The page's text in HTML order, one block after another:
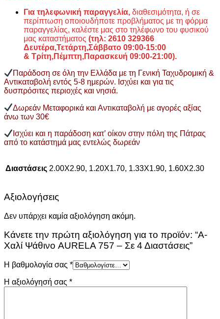
Για τηλεφωνική παραγγελία, διαθεσιμότητα, ή σε
περίπτωση οποιουδήποτε προβλήματος με τη φόρμα
παραγγελίας, καλέστε μας στο τηλέφωνο του φυσικού
μας καταστήματος (τηλ: 2610 329366
Δευτέρα,Τετάρτη,Σάββατο 09:00-15:00
& Τρίτη,Πέμπτη,Παρασκευή 09:00-21:00).
Παράδοση σε όλη την Ελλάδα με τη Γενική Ταχυδρομική &
Αντικαταβολή εντός 5-8 ημερών. Ισχύει και για τις
δυσπρόσιτες περιοχές και νησιά.
Δωρεάν Μεταφορικά και Αντικαταβολή με αγορές αξίας
άνω των 30€
Ισχύει και η παράδοση κατ’ οίκον στην πόλη της Πάτρας
από το κατάστημά μας εντελώς δωρεάν
Διαστάσεις 2.00Χ2.90, 1.20Χ1.70, 1.33Χ1.90, 1.60Χ2.30
Αξιολογήσεις
Δεν υπάρχει καμία αξιολόγηση ακόμη.
Κάνετε την πρώτη αξιολόγηση για το προϊόν: “Α-
Χαλί Ψάθινο AURELA 757 – Σε 4 Διαστάσεις”
Η βαθμολογία σας *
Η αξιολόγησή σας *